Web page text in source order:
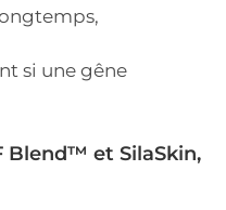
si une gêne
Blend™ et SilaSkin,